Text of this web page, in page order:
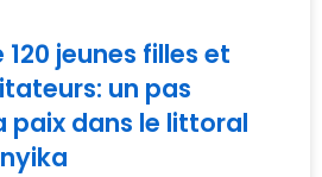
jeunes filles et
un pas
paix dans le littoral